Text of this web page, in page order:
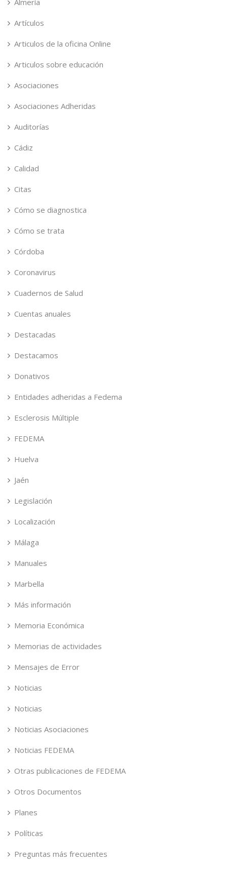
Almería
Artículos
Articulos de la oficina Online
Articulos sobre educación
Asociaciones
Asociaciones Adheridas
Auditorías
Cádiz
Calidad
Citas
Cómo se diagnostica
Cómo se trata
Córdoba
Coronavirus
Cuadernos de Salud
Cuentas anuales
Destacadas
Destacamos
Donativos
Entidades adheridas a Fedema
Esclerosis Múltiple
FEDEMA
Huelva
Jaén
Legislación
Localización
Málaga
Manuales
Marbella
Más información
Memoria Económica
Memorias de actividades
Mensajes de Error
Noticias
Noticias
Noticias Asociaciones
Noticias FEDEMA
Otras publicaciones de FEDEMA
Otros Documentos
Planes
Políticas
Preguntas más frecuentes